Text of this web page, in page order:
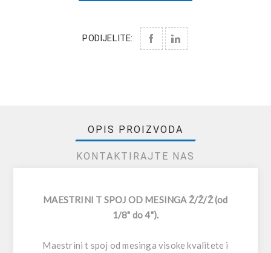
PODIJELITE:
OPIS PROIZVODA
KONTAKTIRAJTE NAS
MAESTRINI T SPOJ OD MESINGA Ž/Ž/Ž (od
1/8" do 4").
Maestrini t spoj od mesinga visoke kvalitete i